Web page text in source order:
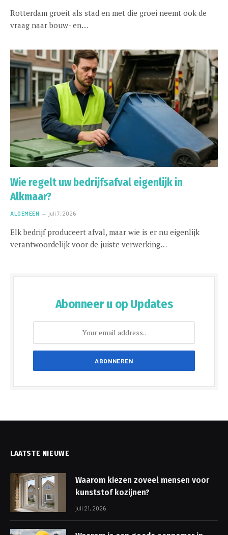
Rotterdam groeit als stad en met die groei neemt ook de
vraag naar bouw- en…
Wie regelt uw bedrijfsafval eigenlijk in
Alkmaar?
ALGEMEEN juli 7, 2026
Elk bedrijf produceert afval, maar wie is er nu eigenlijk
verantwoordelijk voor de juiste verwerking…
Abonneer u op Updates
LAATSTE NIEUWE
Waarom kiezen zoveel mensen voor
kunststof kozijnen?
juli 21, 2026